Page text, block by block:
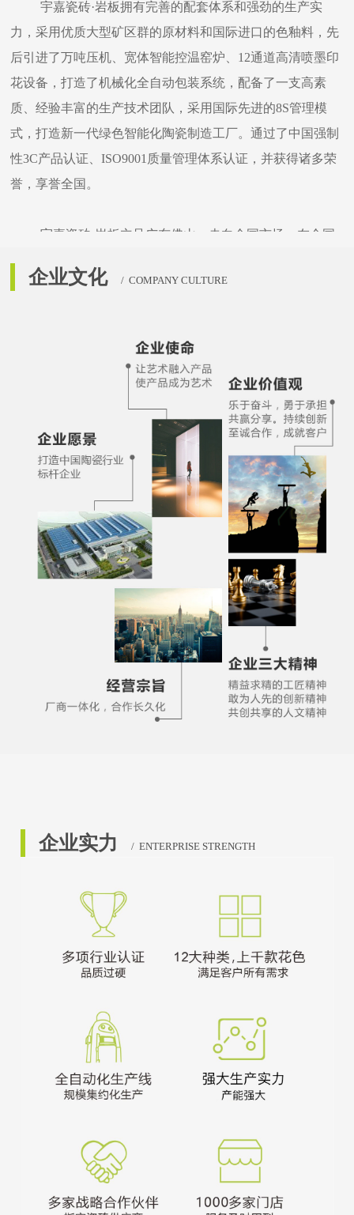
宇嘉瓷砖·岩板拥有完善的配套体系和强劲的生产实
力，采用优质大型矿区群的原材料和国际进口的色釉料，先
后引进了万吨压机、宽体智能控温窑炉、 12通道高清喷墨印
花设备，打造了机械化全自动包装系统，配备了一支高素
质、经验丰富的生产技术团队，采用国际先进的8S管理模
式，打造新一代绿色智能化陶瓷制造工厂。通过了中国强制
性3C产品认证、ISO9001 质量管理体系认证，并获得诸多荣
誉，享誉全国。
宇嘉瓷砖 岩板立足广东佛山，走向全国市场。在全国
主流媒体上投放广告，邀请影视明星代言，通过线上、线下
服务、成品交付服务和完善的售后服务。
在销售及服务体系上，秉持
质量为本、服务为胜、做
好品牌”的经营理念，从生产环节到后续销售，简化流通环
节，从而让终端消费者能快速、充分地享受宇嘉瓷砖·岩板
性价比产品和贴心的服务。
让家更美，让心更近。未来，宇嘉瓷砖·岩板将继续以健
康、环保、安全的家居理念，推行绿色创新智造模式，持续
提升品牌价值，打造中国陶瓷行业标杆企业！
企业文化 / COMPANY CULTURE
企业实力 / ENTERPRISE STRENGTH